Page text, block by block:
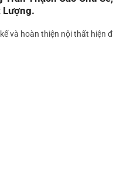
Lượng.
và hoàn thiện nội thất hiện